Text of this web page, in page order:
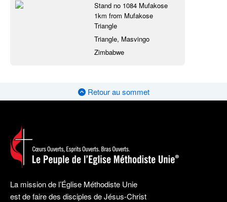
Stand no 1084 Mufakose
1km from Mufakose
Triangle
Triangle, Masvingo
Zimbabwe
Retour au sommet
La mission de l’Église Méthodiste Unie
est de faire des disciples de Jésus-Christ